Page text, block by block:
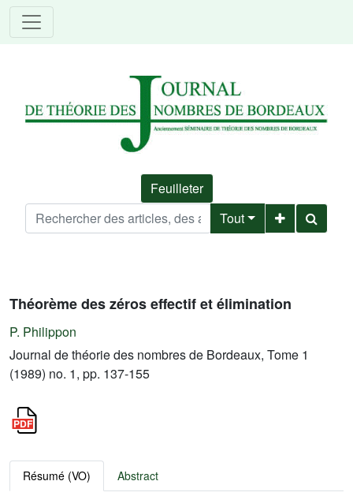
Feuilleter
Tout
Théorème des zéros effectif et élimination
P. Philippon
Journal de théorie des nombres de Bordeaux, Tome 1
(1989) no. 1, pp. 137-155
Résumé (VO) Abstract